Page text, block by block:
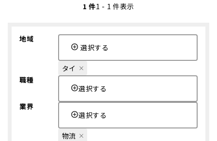
1 件1 - 1 件表示
地域
選択する
タイ
職種
選択する
業界
選択する
物流